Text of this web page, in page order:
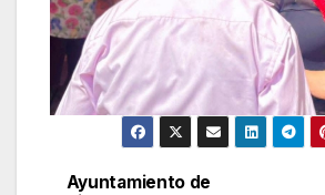
Ayuntamiento de